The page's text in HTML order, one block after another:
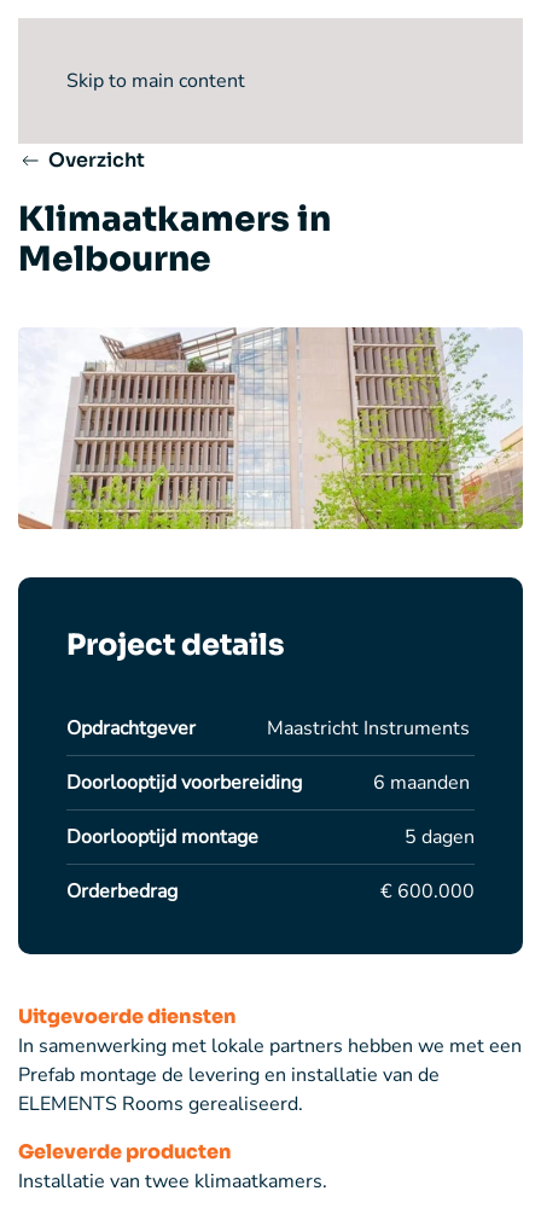
Skip to main content
Overzicht
Klimaatkamers in
Melbourne
Project details
Opdrachtgever Maastricht Instruments
Doorlooptijd voorbereiding 6 maanden
Doorlooptijd montage 5 dagen
Orderbedrag € 600.000
Uitgevoerde diensten
In samenwerking met lokale partners hebben we met een
Prefab montage de levering en installatie van de
ELEMENTS Rooms gerealiseerd.
Geleverde producten
Installatie van twee klimaatkamers.